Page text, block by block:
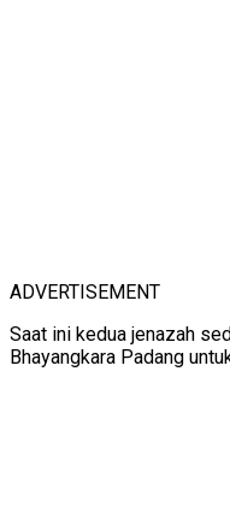
ADVERTISEMENT
Saat ini kedua jenazah
Bhayangkara Padang